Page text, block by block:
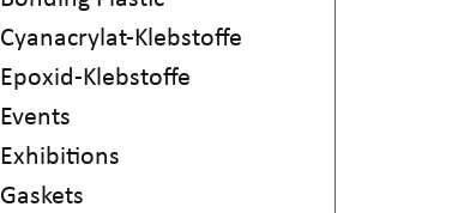
Cyanacrylat-Klebstoffe
Epoxid-Klebstoffe
Events
Exhibitions
Gaskets